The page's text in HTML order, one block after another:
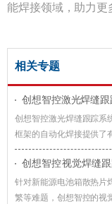
能焊接领域，助力更
相关专题
创想智控激光焊缝
创想智控激光焊缝跟踪系
框架的自动化焊接提供了
低了生产成本，提升了企
创想智控视觉焊缝
箱散热片焊接智能
针对新能源电池箱散热片
繁等难题，创想智控的视